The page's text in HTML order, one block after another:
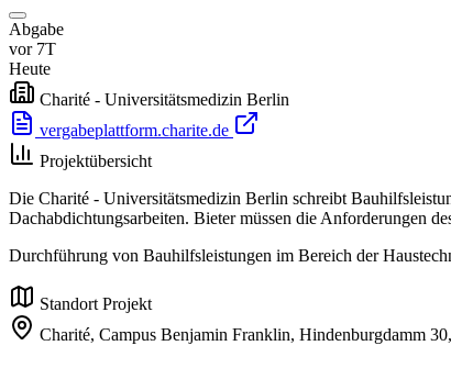
Abgabe
vor 7T
Heute
Charité - Universitätsmedizin Berlin
vergabeplattform.charite.de
Projektübersicht
Die Charité - Universitätsmedizin Berlin schreibt
Dachabdichtungsarbeiten. Bieter müssen die Anforderungen
Durchführung von Bauhilfsleistungen im Bereich der
Standort Projekt
Charité, Campus Benjamin Franklin, Hindenburgdamm